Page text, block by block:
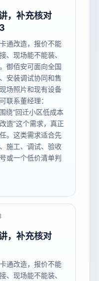
，补充核对
通改造，报价不能
、现场能不能装、
御佰安可面向全国
安装调试协同和售
场照片和现有设备
联系董经理：
绕“回迁小区低成本
造”这个需求，真正
。这类需求适合先
施工、调试、验收
或一个低价清单判
，补充核对
通改造，报价不能
、现场能不能装、